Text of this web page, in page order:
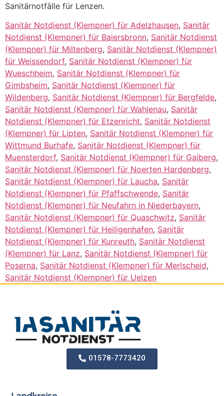
Sanitärnotfälle für Lenzen.
Sanitär Notdienst (Klempner) für Adelzhausen, Sanitär
Notdienst (Klempner) für Baiersbronn, Sanitär Notdienst
(Klempner) für Miltenberg, Sanitär Notdienst (Klempner)
für Weissendorf, Sanitär Notdienst (Klempner) für
Wueschheim, Sanitär Notdienst (Klempner) für
Gimbsheim, Sanitär Notdienst (Klempner) für
Wildenberg, Sanitär Notdienst (Klempner) für Bergfelde,
Sanitär Notdienst (Klempner) für Wahlenau, Sanitär
Notdienst (Klempner) für Etzenricht, Sanitär Notdienst
(Klempner) für Lipten, Sanitär Notdienst (Klempner) für
Wittmund Burhafe, Sanitär Notdienst (Klempner) für
Muensterdorf, Sanitär Notdienst (Klempner) für Gaiberg,
Sanitär Notdienst (Klempner) für Noerten Hardenberg,
Sanitär Notdienst (Klempner) für Laucha, Sanitär
Notdienst (Klempner) für Pfaffschwende, Sanitär
Notdienst (Klempner) für Neufahrn in Niederbayern,
Sanitär Notdienst (Klempner) für Quaschwitz, Sanitär
Notdienst (Klempner) für Heiligenhafen, Sanitär
Notdienst (Klempner) für Kunreuth, Sanitär Notdienst
(Klempner) für Lanz, Sanitär Notdienst (Klempner) für
Poserna, Sanitär Notdienst (Klempner) für Merlscheid,
Sanitär Notdienst (Klempner) für Uelzen
01578-7773420